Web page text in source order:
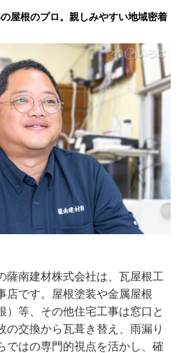
屋根のプロ。親しみやすい地域密着
薩南建材株式会社は、瓦屋根工
店です。屋根塗装や金属屋根
）等、その他住宅工事は窓口と
の交換から瓦葺き替え、雨漏り
ではの専門的視点を活かし、確